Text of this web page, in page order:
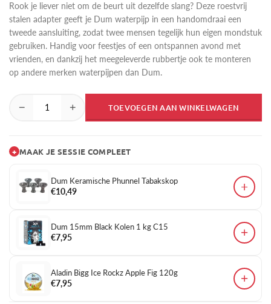
Rook je liever niet om de beurt uit dezelfde slang? Deze roestvrij
stalen adapter geeft je Dum waterpijp in een handomdraai een
tweede aansluiting, zodat twee mensen tegelijk hun eigen mondstuk
gebruiken. Handig voor feestjes of een ontspannen avond met
vrienden, en dankzij het meegeleverde rubbertje ook te monteren
op andere merken waterpijpen dan Dum.
− + TOEVOEGEN AAN WINKELWAGEN
+ MAAK JE SESSIE COMPLEET
Dum Keramische Phunnel Tabakskop
€10,49
+
Dum 15mm Black Kolen 1 kg C15
€7,95
+
Aladin Bigg Ice Rockz Apple Fig 120g
€7,95
+